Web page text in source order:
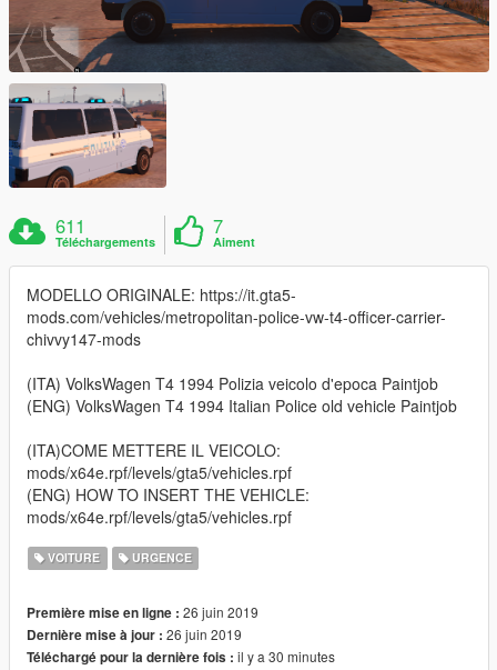
611
Téléchargements
7
Aiment
MODELLO ORIGINALE: https://it.gta5-
mods.com/vehicles/metropolitan-police-vw-t4-officer-carrier-
chivvy147-mods
(ITA) VolksWagen T4 1994 Polizia veicolo d'epoca Paintjob
(ENG) VolksWagen T4 1994 Italian Police old vehicle Paintjob
(ITA)COME METTERE IL VEICOLO:
mods/x64e.rpf/levels/gta5/vehicles.rpf
(ENG) HOW TO INSERT THE VEHICLE:
mods/x64e.rpf/levels/gta5/vehicles.rpf
VOITURE URGENCE
Première mise en ligne : 26 juin 2019
Dernière mise à jour : 26 juin 2019
Téléchargé pour la dernière fois : il y a 30 minutes